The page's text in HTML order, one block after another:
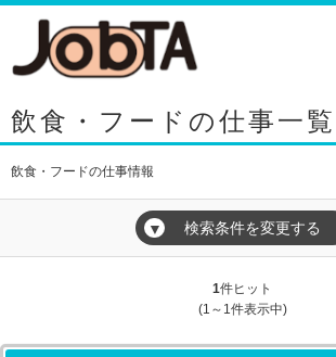
飲食・フードの仕事一覧
飲食・フードの仕事情報
▼ 検索条件を変更する
1件ヒット
(1～1件表示中)